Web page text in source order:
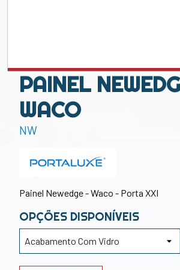
PAINEL
WACO
NW
Painel Newedge - Waco - Porta XXI
OPÇÕES DISPONÍVEIS